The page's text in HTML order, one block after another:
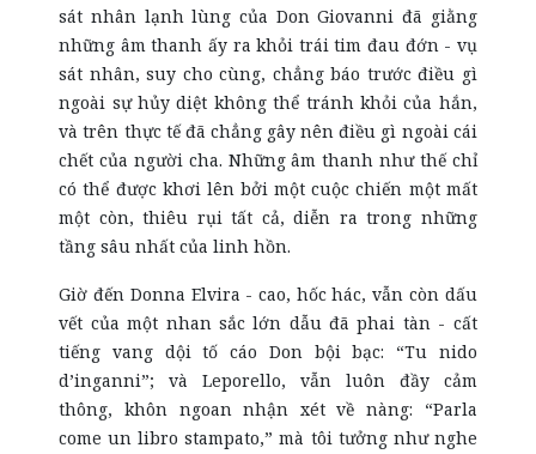
sát nhân lạnh lùng của Don Giovanni đã giằng
những âm thanh ấy ra khỏi trái tim đau đớn - vụ
sát nhân, suy cho cùng, chẳng báo trước điều gì
ngoài sự hủy diệt không thể tránh khỏi của hắn,
và trên thực tế đã chẳng gây nên điều gì ngoài cái
chết của người cha. Những âm thanh như thế chỉ
có thể được khơi lên bởi một cuộc chiến một mất
một còn, thiêu rụi tất cả, diễn ra trong những
tầng sâu nhất của linh hồn.
Giờ đến Donna Elvira - cao, hốc hác, vẫn còn dấu
vết của một nhan sắc lớn dẫu đã phai tàn - cất
tiếng vang dội tố cáo Don bội bạc: “Tu nido
d’inganni”; và Leporello, vẫn luôn đầy cảm
thông, khôn ngoan nhận xét về nàng: “Parla
come un libro stampato,” mà tôi tưởng như nghe